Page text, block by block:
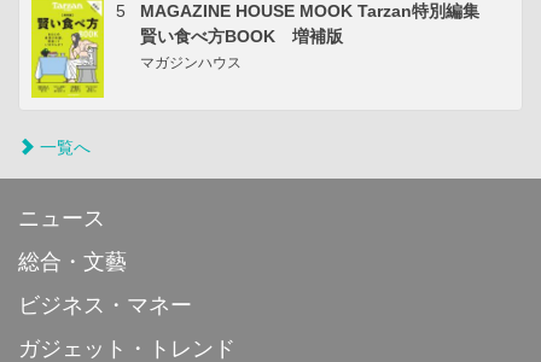
5
MAGAZINE HOUSE MOOK Tarzan特別編集
賢い食べ方BOOK 増補版
マガジンハウス
一覧へ
ニュース
総合・文藝
ビジネス・マネー
ガジェット・トレンド